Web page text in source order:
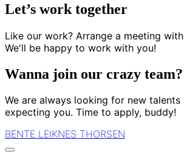
Let’s work together
Like our work? Arrange a meeting
We'll be happy to work with you!
Wanna join our crazy team?
We are always looking for new talents
expecting you. Time to apply, buddy!
BENTE LEIKNES THORSEN